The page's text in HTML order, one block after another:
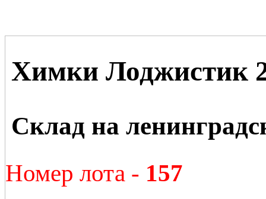
Химки Лоджистик
Склад на
Номер лота - 157